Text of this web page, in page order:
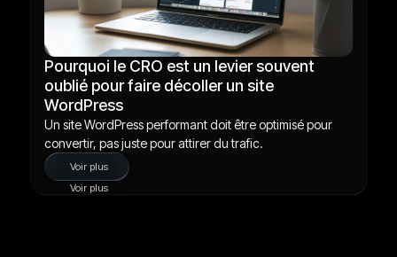
Pourquoi le CRO est un levier souvent
oublié pour faire décoller un site
WordPress
Un site WordPress performant doit être optimisé pour
convertir, pas juste pour attirer du trafic.
Voir plus
Voir plus